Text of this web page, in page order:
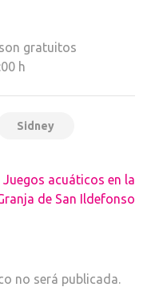
gratuitos
h
Sidney
Juegos acuáticos en la
de San Ildefonso
no será publicada.